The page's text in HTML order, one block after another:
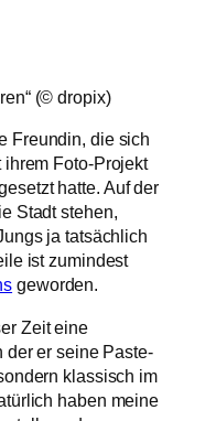
(© dropix)
Freundin, die sich
Foto-Projekt
hatte. Auf der
Stadt stehen,
ja tatsächlich
ist zumindest
geworden.
Zeit eine
der er seine Paste-
klassisch im
haben meine